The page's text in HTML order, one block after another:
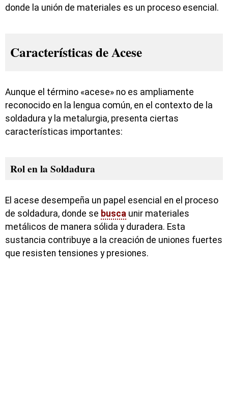
donde la unión de materiales es un proceso esencial.
Características de Acese
Aunque el término «acese» no es ampliamente
reconocido en la lengua común, en el contexto de la
soldadura y la metalurgia, presenta ciertas
características importantes:
Rol en la Soldadura
El acese desempeña un papel esencial en el proceso
de soldadura, donde se busca unir materiales
metálicos de manera sólida y duradera. Esta
sustancia contribuye a la creación de uniones fuertes
que resisten tensiones y presiones.